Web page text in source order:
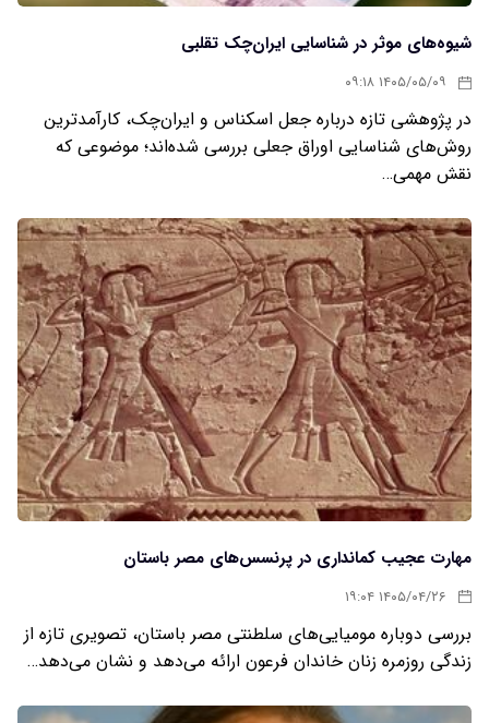
شیوه‌های موثر در شناسایی ایران‌چک تقلبی
۱۴۰۵/۰۵/۰۹ ۰۹:۱۸
در پژوهشی تازه درباره جعل اسکناس و ایران‌چک، کارآمدترین
روش‌های شناسایی اوراق جعلی بررسی شده‌اند؛ موضوعی که
نقش مهمی…
مهارت عجیب کمانداری در پرنسس‌های مصر باستان
۱۴۰۵/۰۴/۲۶ ۱۹:۰۴
بررسی دوباره مومیایی‌های سلطنتی مصر باستان، تصویری تازه از
زندگی روزمره زنان خاندان فرعون ارائه می‌دهد و نشان می‌دهد…